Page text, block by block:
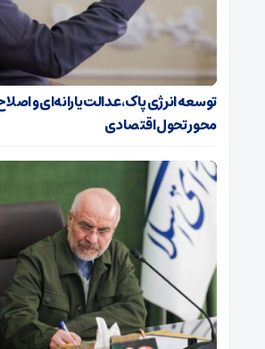
توسعه انرژی پاک، عدالت یارانه‌ای و
محور تحول اقتصادی